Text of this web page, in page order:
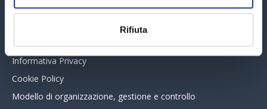
Rifiuta
Chi siamo
Collabora con noi
Informativa Privacy
Cookie Policy
Modello di organizzazione, gestione e controllo